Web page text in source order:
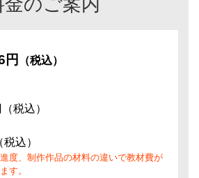
円 （税込）
税込）
込）
度、制作作品の材料の違いで教材費が
す。